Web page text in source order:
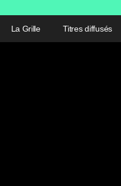
La Grille Titres diffusés